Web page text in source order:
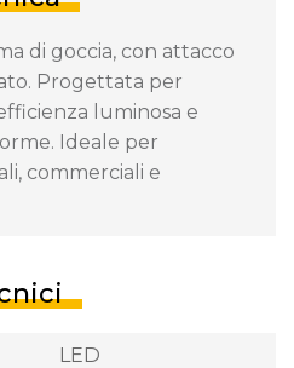
di goccia, con attacco
Progettata per
luminosa e
Ideale per
commerciali e
LED